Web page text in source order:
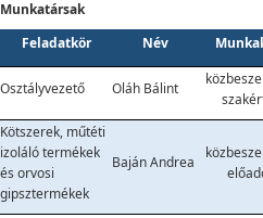
Munkatársak
Feladatkör
Név
Osztályvezető Oláh Bálint
Kötszerek, műtéti
izoláló termékek
és orvosi
gipsztermékek
Baján Andrea